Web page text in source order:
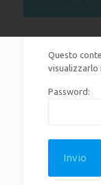
Questo
visualizzarlo
Password: